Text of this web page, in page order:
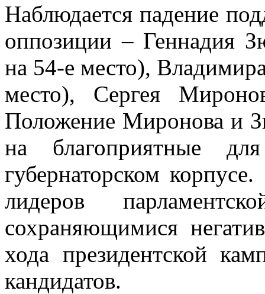
Наблюдается падение
оппозиции – Геннадия
на 54-е место),
место), Сергея
Положение Миронова и
на благоприятные
губернаторском
лидеров
сохраняющимися
хода президентской
кандидатов.